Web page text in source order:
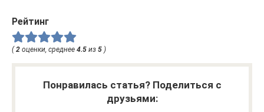
Рейтинг
(2 оценки, среднее 4.5 из 5 )
Понравилась статья? Поделиться с
друзьями: